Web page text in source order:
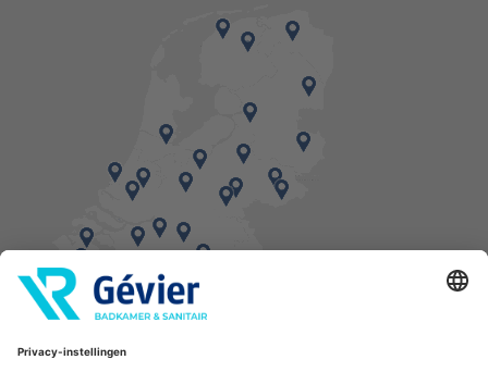
Vind een balie in de buurt